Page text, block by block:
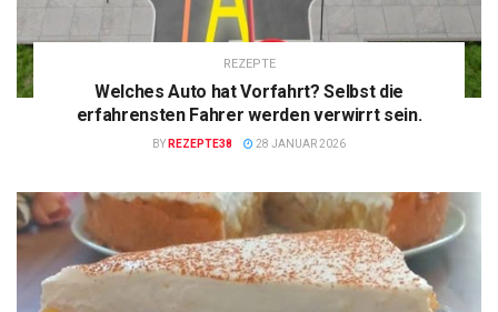
REZEPTE
Welches Auto hat Vorfahrt? Selbst die
erfahrensten Fahrer werden verwirrt sein.
BY REZEPTE38 28 JANUAR 2026